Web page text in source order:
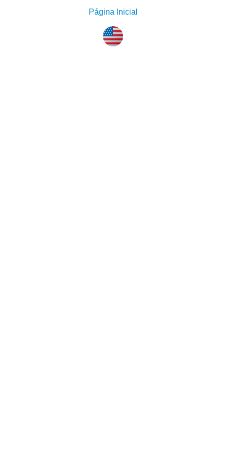
Página Inicial